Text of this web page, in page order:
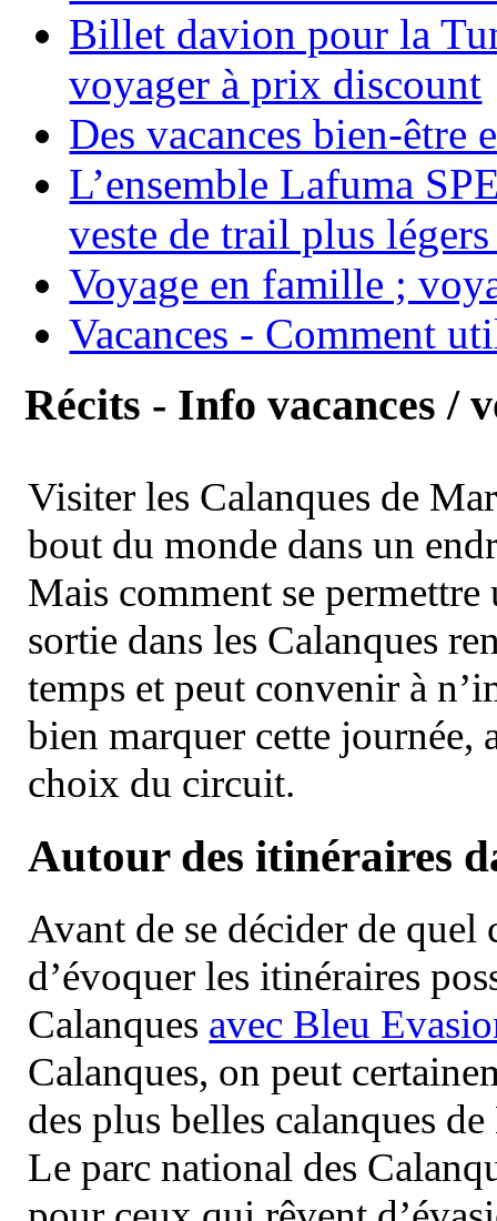
Billet davion pour la
voyager à prix discount
Des vacances bien-être
L’ensemble Lafuma
veste de trail plus
Voyage en famille ;
Vacances - Comment
Récits - Info vacances /
Visiter les Calanques de
bout du monde dans un
Mais comment se permettre
sortie dans les Calanques
temps et peut convenir à
bien marquer cette journée,
choix du circuit.
Autour des itinéraires
Avant de se décider de
d’évoquer les itinéraires
Calanques avec Bleu
Calanques, on peut
des plus belles calanques
Le parc national des